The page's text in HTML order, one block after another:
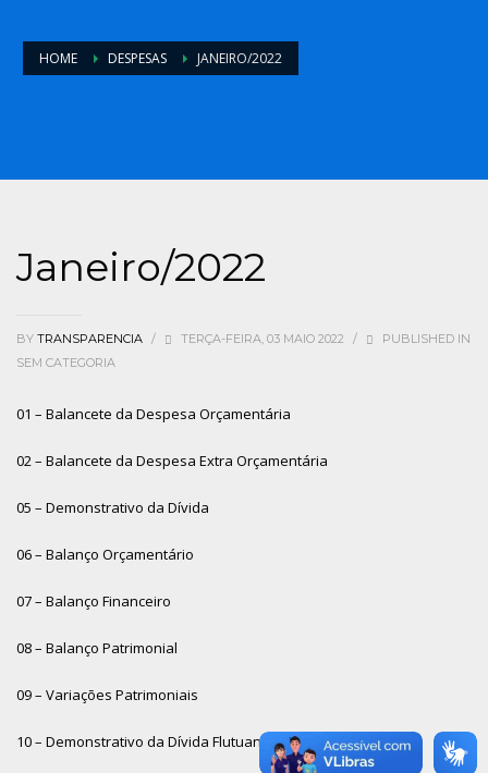
HOME DESPESAS JANEIRO/2022
Janeiro/2022
BY TRANSPARENCIA / TERÇA-FEIRA, 03 MAIO 2022 /
PUBLISHED IN
SEM CATEGORIA
01 – Balancete da Despesa Orçamentária
02 – Balancete da Despesa Extra Orçamentária
05 – Demonstrativo da Dívida
06 – Balanço Orçamentário
07 – Balanço Financeiro
08 – Balanço Patrimonial
09 – Variações Patrimoniais
10 – Demonstrativo da Dívida Flutuante